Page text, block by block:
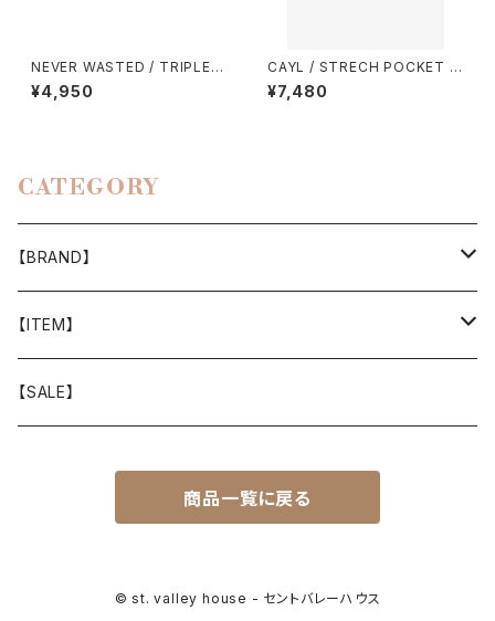
NEVER WASTED / TRIPLEY
ES（ECOPAK）
¥4,950
CAYL / STRECH POCKET H
IP BELT
¥7,480
CATEGORY
【BRAND】
山と道
T-SHIRT
迷迭香
Akihiro Wood Works
【ITEM】
WEAR
【SALE】
商品一覧に戻る
© st. valley house - セントバレーハウス